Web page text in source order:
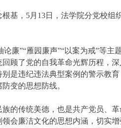
基，5月13日，法学院分党校组
廉”“雁园廉声”“以案为戒”等主
顾了党的自我革命光辉历程，
是违纪违法典型案例的警示教
变的思想防线。
的传统美德，也是共产党员、
会廉洁文化的思想内涵，切实